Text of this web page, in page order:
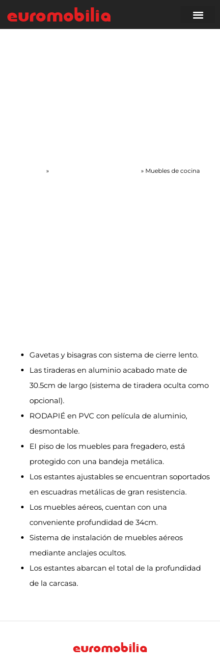
» » Muebles de cocina
Gavetas y bisagras con sistema de cierre lento.
Las tiraderas en aluminio acabado mate de
30.5cm de largo (sistema de tiradera oculta como
opcional).
RODAPIÉ en PVC con película de aluminio,
desmontable.
EI piso de los muebles para fregadero, está
protegido con una bandeja metálica.
Los estantes ajustables se encuentran soportados
en escuadras metálicas de gran resistencia.
Los muebles aéreos, cuentan con una
conveniente profundidad de 34cm.
Sistema de instalación de muebles aéreos
mediante anclajes ocultos.
Los estantes abarcan el total de la profundidad
de la carcasa.